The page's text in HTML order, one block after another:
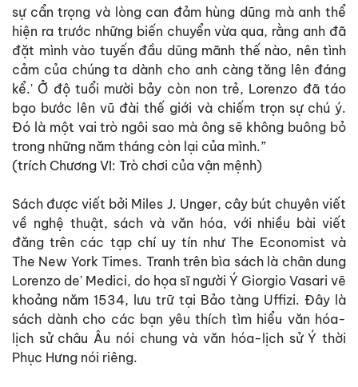
sự cẩn trọng và lòng can đảm hùng dũng mà anh thể
hiện ra trước những biến chuyển vừa qua, rằng anh đã
đặt mình vào tuyến đầu dũng mãnh thế nào, nên tình
cảm của chúng ta dành cho anh càng tăng lên đáng
kể.' Ở độ tuổi mười bảy còn non trẻ, Lorenzo đã táo
bạo bước lên vũ đài thế giới và chiếm trọn sự chú ý.
Đó là một vai trò ngôi sao mà ông sẽ không buông bỏ
trong những năm tháng còn lại của mình.”
(trích Chương VI: Trò chơi của vận mệnh)
Sách được viết bởi Miles J. Unger, cây bút chuyên viết
về nghệ thuật, sách và văn hóa, với nhiều bài viết
đăng trên các tạp chí uy tín như The Economist và
The New York Times. Tranh trên bìa sách là chân dung
Lorenzo de' Medici, do họa sĩ người Ý Giorgio Vasari vẽ
khoảng năm 1534, lưu trữ tại Bảo tàng Uffizi. Đây là
sách dành cho các bạn yêu thích tìm hiểu văn hóa-
lịch sử châu Âu nói chung và văn hóa-lịch sử Ý thời
Phục Hưng nói riêng.